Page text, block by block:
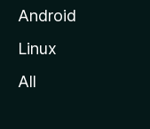
lAndroid
Linux
All